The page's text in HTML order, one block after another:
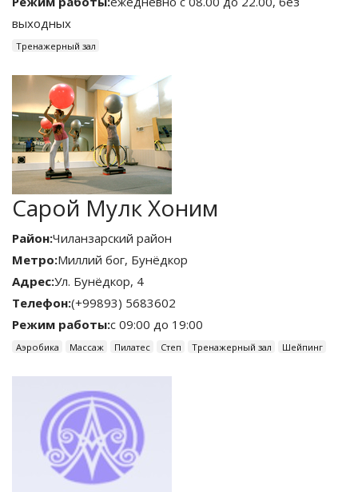
выходных
Тренажерный зал
Сарой Мулк Хоним
Район:Чиланзарский район
Метро:Миллий бог, Бунёдкор
Адрес:Ул. Бунёдкор, 4
Телефон:(+99893) 5683602
Режим работы:с 09:00 до 19:00
Аэробика Массаж Пилатес Степ Тренажерный зал Шейпинг